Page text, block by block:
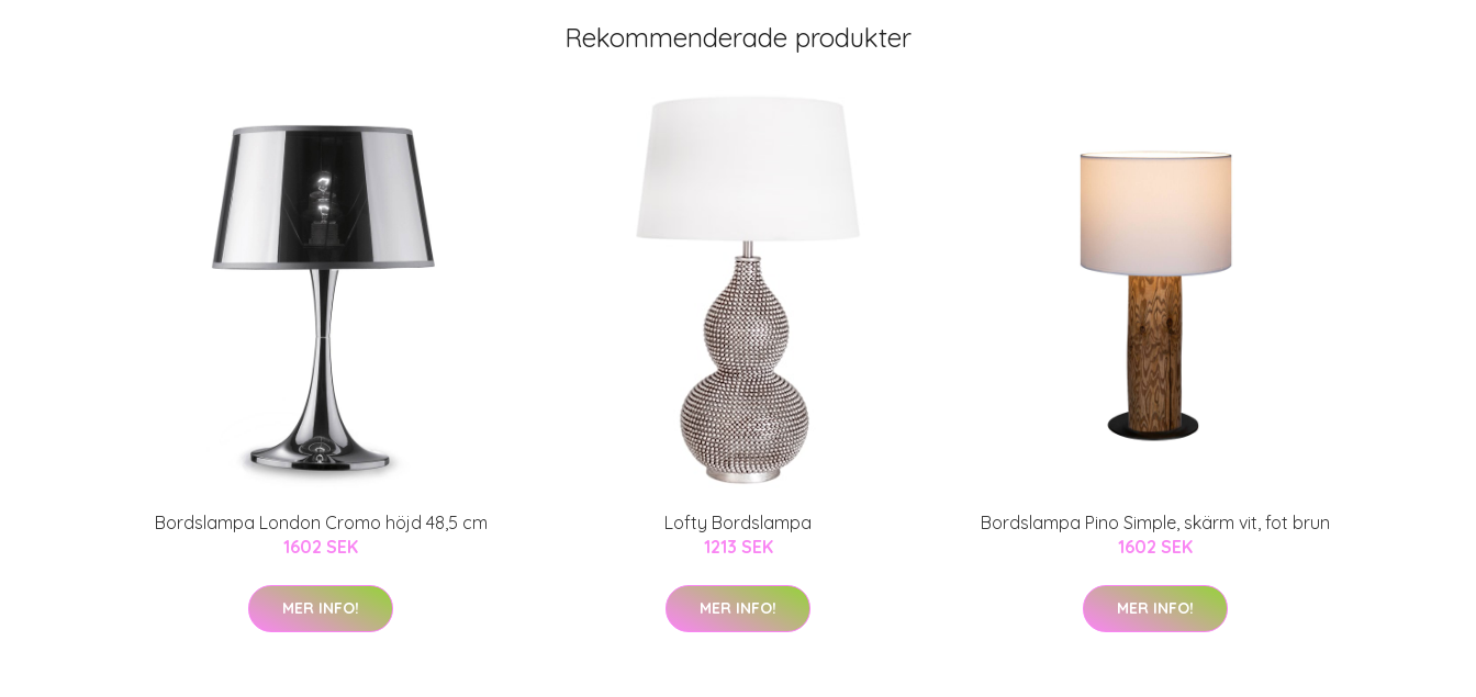
Rekommenderade produkter
Bordslampa London Cromo höjd 48,5 cm
1602 SEK
MER INFO!
Lofty Bordslampa
1213 SEK
MER INFO!
Bordslampa Pino Simple, skärm vit, fot brun
1602 SEK
MER INFO!